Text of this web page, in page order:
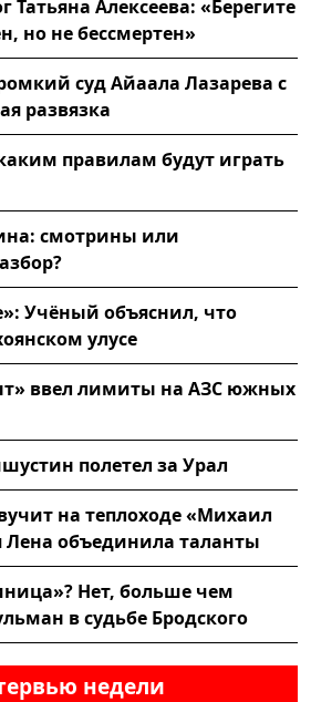
Татьяна Алексеева: «Берегите
но не бессмертен»
суд Айаала Лазарева с
развязка
правилам будут играть
смотрины или
Учёный объяснил, что
улусе
ввел лимиты на АЗС южных
полетел за Урал
на теплоходе «Михаил
Лена объединила таланты
Нет, больше чем
в судьбе Бродского
недели